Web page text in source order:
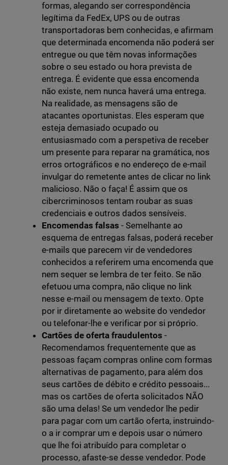
formas, alegando ser correspondência
legítima da FedEx, UPS ou de outras
transportadoras bem conhecidas, e afirmam
que determinada encomenda não poderá ser
entregue ou que têm novas informações
sobre o seu estado ou hora prevista de
entrega. É evidente que essa encomenda
não existe, nem nunca haverá uma entrega.
Na realidade, as mensagens são de
atacantes oportunistas. Eles esperam que
esteja demasiado ocupado ou
entusiasmado com a perspetiva de receber
um presente para reparar na gramática, nos
erros ortográficos e no endereço de e-mail
invulgar do remetente antes de clicar no link
malicioso. Não o faça! É assim que os
cibercriminosos tentam roubar as suas
credenciais e outros dados sensíveis.
Encomendas falsas - Semelhante ao
esquema de entregas falsas, poderá receber
e-mails que parecem vir de vendedores
conhecidos a referirem uma encomenda que
nem sequer se lembra de ter feito. Se não
efetuou uma compra, não clique no link
nesse e-mail ou mensagem de texto. Opte
por ir diretamente ao website do vendedor
ou telefonar-lhe e verificar por si próprio.
Cartões de oferta fraudulentos -
Recomendamos frequentemente que as
pessoas façam compras online com formas
alternativas de pagamento, para além dos
seus cartões de débito e crédito pessoais...
mas os cartões de oferta solicitados NÃO
são uma delas! Se um vendedor lhe pedir
para pagar com um cartão oferta, instruindo-
o a ir comprar um e depois usar o número
que lhe foi atribuído para completar o
processo, afaste-se desse vendedor. Pode